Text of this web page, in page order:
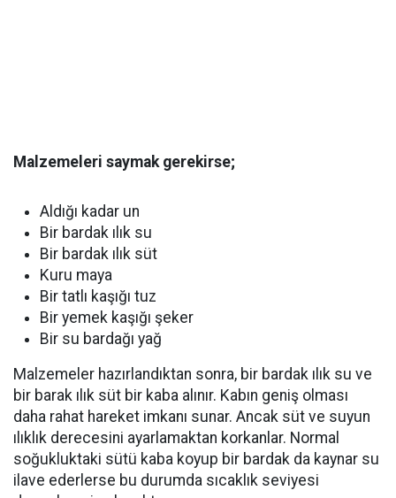
Malzemeleri saymak gerekirse;
Aldığı kadar un
Bir bardak ılık su
Bir bardak ılık süt
Kuru maya
Bir tatlı kaşığı tuz
Bir yemek kaşığı şeker
Bir su bardağı yağ
Malzemeler hazırlandıktan sonra, bir bardak ılık su ve
bir barak ılık süt bir kaba alınır. Kabın geniş olması
daha rahat hareket imkanı sunar. Ancak süt ve suyun
ılıklık derecesini ayarlamaktan korkanlar. Normal
soğukluktaki sütü kaba koyup bir bardak da kaynar su
ilave ederlerse bu durumda sıcaklık seviyesi